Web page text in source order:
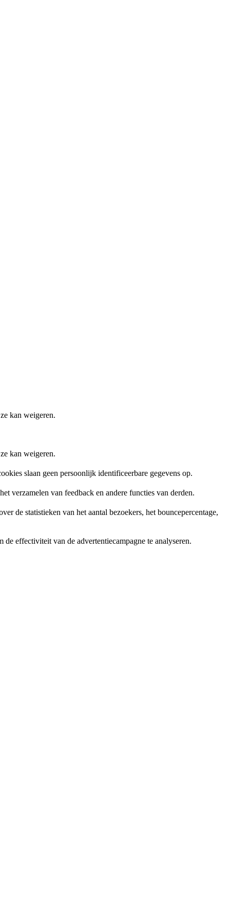
kan weigeren.
kan weigeren.
slaan geen persoonlijk identificeerbare gegevens op.
verzamelen van feedback en andere functies van derden.
de statistieken van het aantal bezoekers, het bouncepercentage,
effectiviteit van de advertentiecampagne te analyseren.